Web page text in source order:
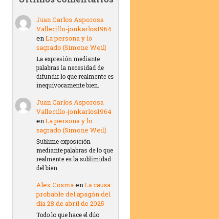
Juan Carlos Asporosa
Vallecillo-jonkarlos1964
enLa persona y lo
sagrado (Simone Weil)
La expresión mediante
palabras la necesidad de
difundir lo que realmente es
inequívocamente bien.
Juan Carlos Asporosa
Vallecillo-jonkarlos1964
enLa persona y lo
sagrado (Simone Weil)
Sublime exposición
mediante palabras de lo que
realmente es la sublimidad
del bien.
Alex CosmaenLa causa
probable del apagón del
día 28 de abril de 2025
Todo lo que hace el dúo